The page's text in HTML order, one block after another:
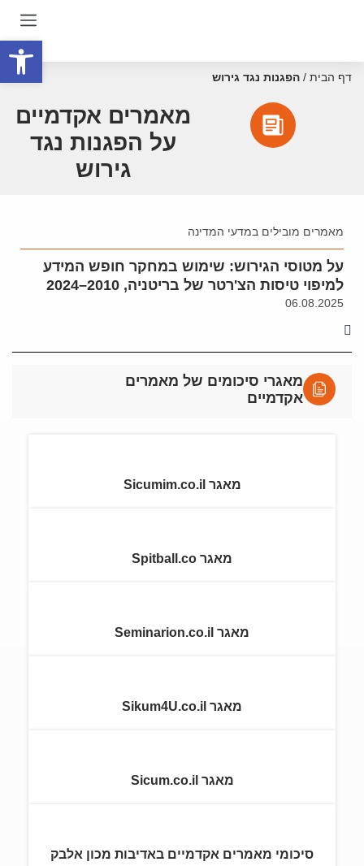
פתח
דף הבית / הפגנות נגד גירוש
מאמרים אקדמיים
על הפגנות נגד
גירוש
מאמרים מובילים במדעי המדינה
על מטוסי הגירוש: שימוש במחקר חופש המידע
למיפוי טיסות הצ'רטר של בריטניה, 2010–2024
06.08.2025
מאגרי סיכומים של מאמרים
אקדמיים
מאגר Sicumim.co.il
מאגר Spitball.co
מאגר Seminarion.co.il
מאגר Sikum4U.co.il
מאגר Sicum.co.il
סיכומי מאמרים אקדמיים באדיבות מכון אלבק